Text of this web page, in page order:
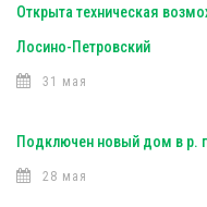
Открыта техническая
Лосино-Петровский
31 мая
Подключен новый дом в р.
28 мая